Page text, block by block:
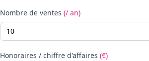
Nombre de ventes (/ an)
Honoraires / chiffre d'affaires (€)